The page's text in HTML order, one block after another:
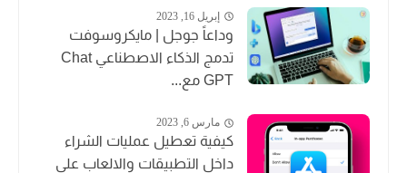
إبريل 16, 2023
وداعاً جوجل | مايكروسوفت
تدمج الذكاء الاصطناعي Chat
GPT مع...
مارس 6, 2023
كيفية تعطيل عمليات الشراء
داخل التطبيقات والالعاب على